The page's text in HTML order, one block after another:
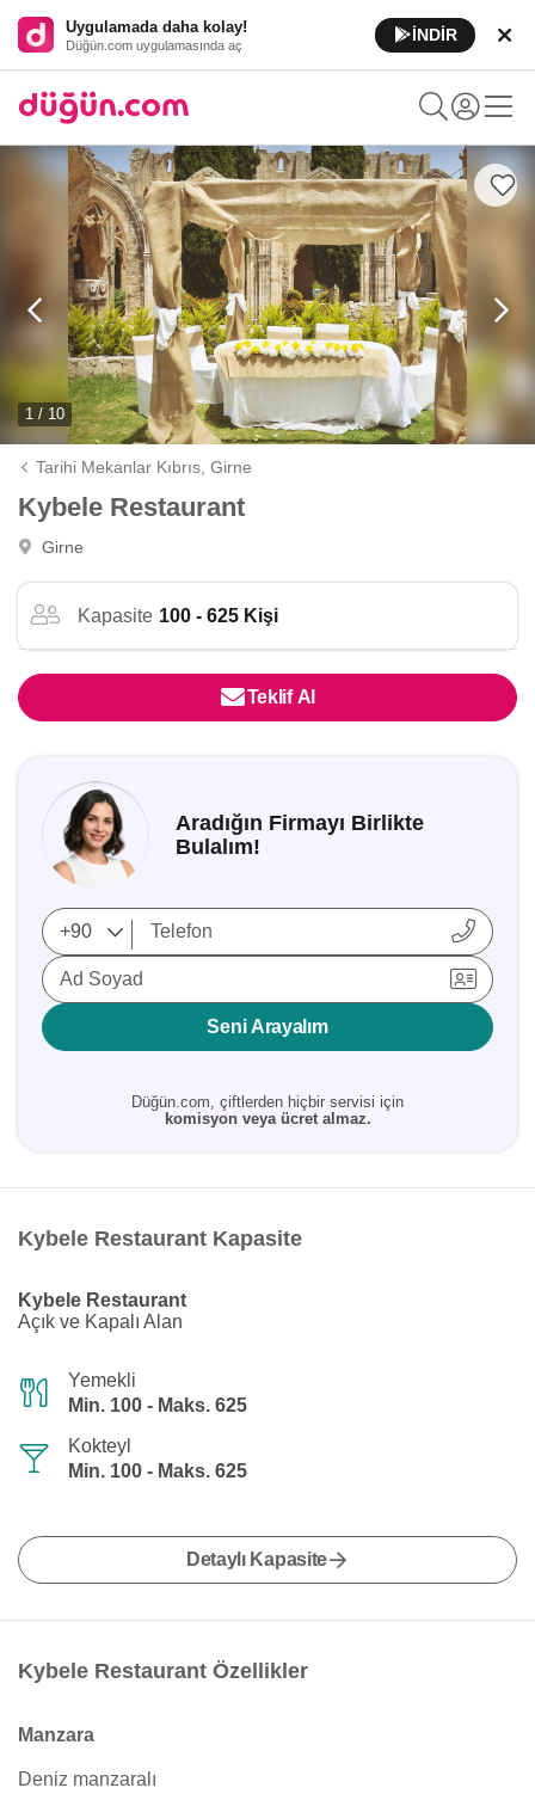
Uygulamada daha kolay!
Düğün.com uygulamasında aç
İNDİR
1 / 10
Tarihi Mekanlar Kıbrıs,Girne
Kybele Restaurant
Girne
Kapasite 100 - 625 Kişi
Teklif Al
Aradığın Firmayı Birlikte
Bulalım!
Ad Soyad
Seni Arayalım
Düğün.com, çiftlerden hiçbir servisi için
komisyon veya ücret almaz.
Kybele Restaurant Kapasite
Kybele Restaurant
Açık ve Kapalı Alan
Yemekli
Min. 100 - Maks. 625
Kokteyl
Min. 100 - Maks. 625
Detaylı Kapasite
Kybele Restaurant Özellikler
Manzara
Deniz manzaralı